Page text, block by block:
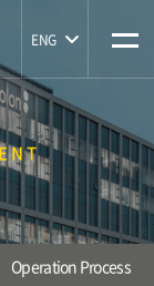
ENG
Operation Process